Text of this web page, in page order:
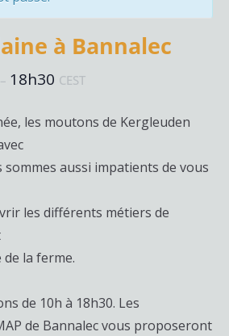
à Bannalec
– 18h30 CEST
les moutons de Kergleuden
aussi impatients de vous
les différents métiers de
la ferme.
de 10h à 18h30. Les
de Bannalec vous proposeront